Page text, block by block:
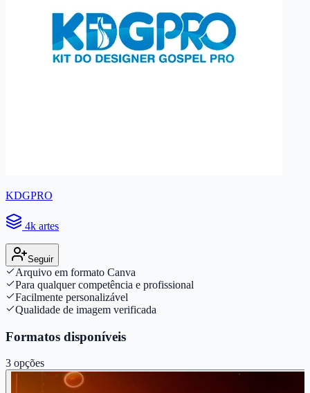
KDGPRO
4k artes
Seguir
Arquivo em formato Canva
Para qualquer competência e profissional
Facilmente personalizável
Qualidade de imagem verificada
Formatos disponíveis
3 opções